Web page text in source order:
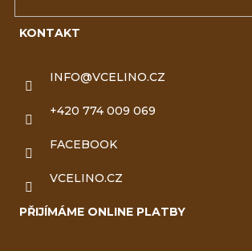
KONTAKT
INFO@VCELINO.CZ
+420 774 009 069
FACEBOOK
VCELINO.CZ
PŘIJÍMÁME ONLINE PLATBY